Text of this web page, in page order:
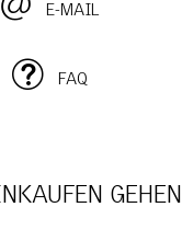
E-MAIL
FAQ
GEHEN